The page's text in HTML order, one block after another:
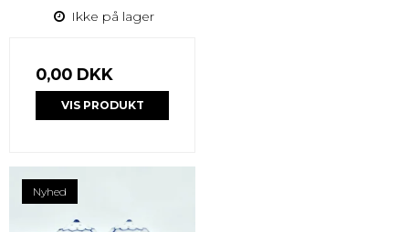
Ikke på lager
0,00 DKK
VIS PRODUKT
Nyhed